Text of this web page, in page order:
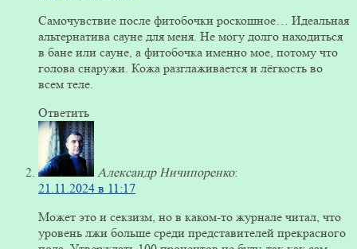
Самочувствие после фитобочки роскошное… Идеальная
альтернатива сауне для меня. Не могу долго находиться
в бане или сауне, а фитобочка именно мое, потому что
голова снаружи. Кожа разглаживается и лёгкость во
всем теле.
Ответить
Александр Ничипоренко:
21.11.2024 в 11:17
Может это и секзизм, но в каком-то журнале читал, что
уровень лжи больше среди представителей прекрасного